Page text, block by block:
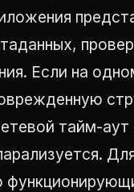
Если на
тайм-